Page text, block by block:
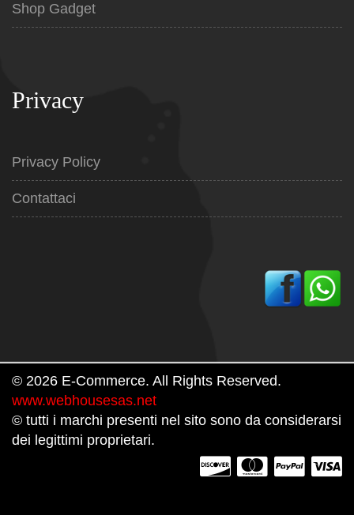
Shop Gadget
Privacy
Privacy Policy
Contattaci
© 2026 E-Commerce. All Rights Reserved.
www.webhousesas.net
© tutti i marchi presenti nel sito sono da considerarsi
dei legittimi proprietari.